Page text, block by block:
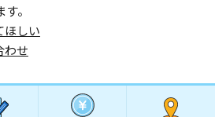
。
ほしい
わせ